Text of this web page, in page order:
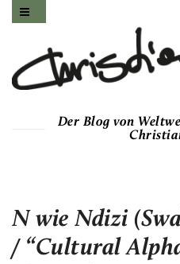
Der Blog von
N wie Ndizi
/ “Cultural